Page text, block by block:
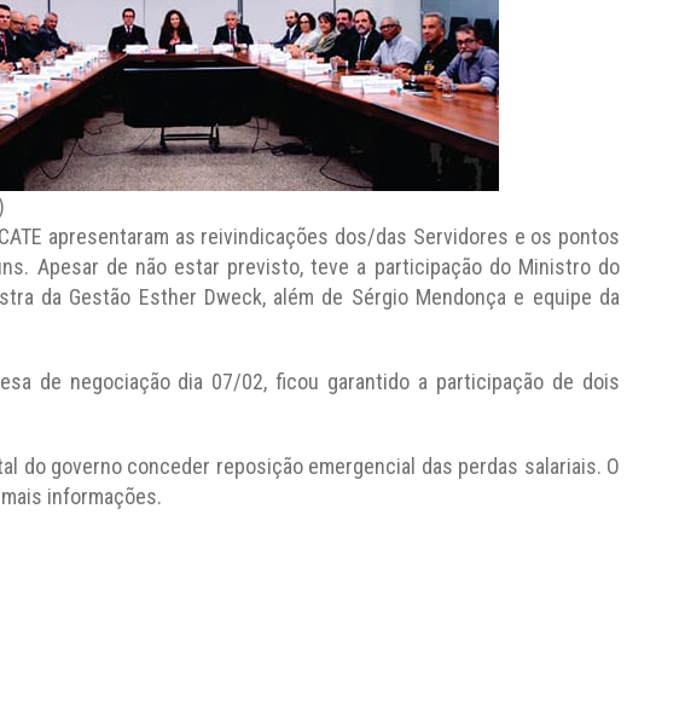
apresentaram as reivindicações dos/das Servidores e os pontos
Apesar de não estar previsto, teve a participação do Ministro do
da Gestão Esther Dweck, além de Sérgio Mendonça e equipe da
de negociação dia 07/02, ficou garantido a participação de dois
do governo conceder reposição emergencial das perdas salariais. O
informações.